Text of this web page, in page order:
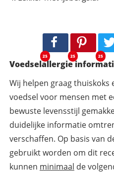
25 25 25
Voedselallergie
Wij helpen graag thuiskoks
voedsel voor mensen met
bewuste levensstijl
duidelijke informatie
verschaffen. Op basis van
gebruikt worden om dit
kunnen minimaal de